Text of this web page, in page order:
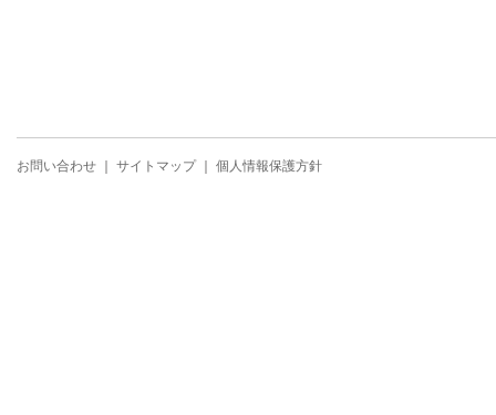
お問い合わせ サイトマップ｜ 個人情報保護方針